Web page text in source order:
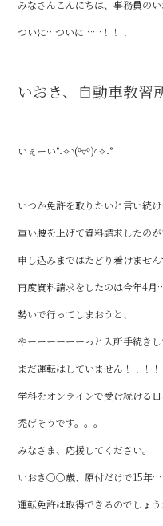
c
e
o
k
e
みなさんこんにちは、事務員のい
ついに…ついに……！！！
いおき、自動車教習
いぇーい°˖✧◝(⁰▿⁰)◜✧˖°
いつか免許を取りたいと言い続
重い腰を上げて資料請求したの
申し込みまではたどり着けませ
再度資料請求をしたのは今年4月
勢いで行ってしまおうと、
やーーーーーーっと入所手続きし
まだ運転はしていません！！！！
学科をオンラインで受け続ける日
禿げそうです。。。
みなさま、応援してください。
いおき〇〇歳、原付だけで15年…
運転免許は取得できるのでしょう